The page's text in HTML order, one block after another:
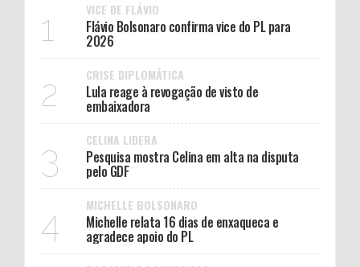
1 VICE DE FLÁVIO
Flávio Bolsonaro confirma vice do PL para
2026
2 CRISE DIPLOMÁTICA
Lula reage à revogação de visto de
embaixadora
3 CELINA LIDERA
Pesquisa mostra Celina em alta na disputa
pelo GDF
4 MICHELLE BOLSONARO
Michelle relata 16 dias de enxaqueca e
agradece apoio do PL